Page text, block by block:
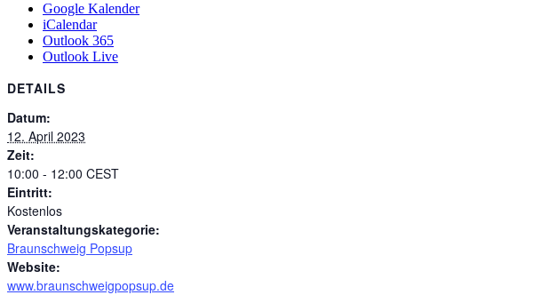
Google Kalender
iCalendar
Outlook 365
Outlook Live
DETAILS
Datum:
12. April 2023
Zeit:
10:00 - 12:00 CEST
Eintritt:
Kostenlos
Veranstaltungskategorie:
Braunschweig Popsup
Website:
www.braunschweigpopsup.de